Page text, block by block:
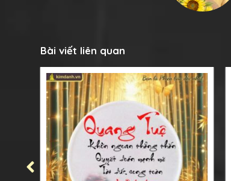
Bài viết liên quan